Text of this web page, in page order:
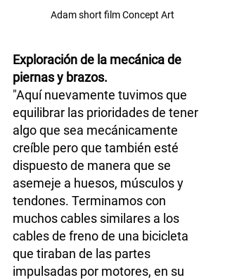
Adam short film Concept Art
Exploración de la mecánica de
piernas y brazos.
"Aquí nuevamente tuvimos que
equilibrar las prioridades de tener
algo que sea mecánicamente
creíble pero que también esté
dispuesto de manera que se
asemeje a huesos, músculos y
tendones. Terminamos con
muchos cables similares a los
cables de freno de una bicicleta
que tiraban de las partes
impulsadas por motores, en su